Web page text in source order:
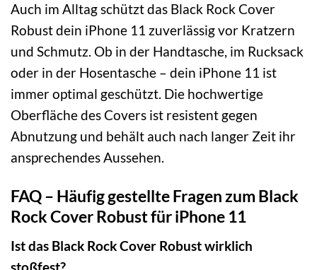
Auch im Alltag schützt das Black Rock Cover
Robust dein iPhone 11 zuverlässig vor Kratzern
und Schmutz. Ob in der Handtasche, im Rucksack
oder in der Hosentasche – dein iPhone 11 ist
immer optimal geschützt. Die hochwertige
Oberfläche des Covers ist resistent gegen
Abnutzung und behält auch nach langer Zeit ihr
ansprechendes Aussehen.
FAQ – Häufig gestellte Fragen zum Black
Rock Cover Robust für iPhone 11
Ist das Black Rock Cover Robust wirklich
stoßfest?